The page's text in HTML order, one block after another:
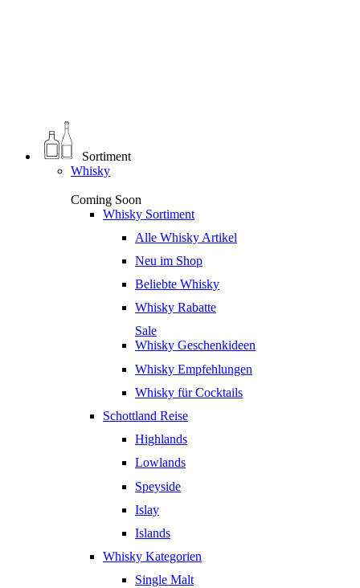
Sortiment
Whisky
Coming Soon
Whisky Sortiment
Alle Whisky Artikel
Neu im Shop
Beliebte Whisky
Whisky Rabatte
Sale
Whisky Geschenkideen
Whisky Empfehlungen
Whisky für Cocktails
Schottland Reise
Highlands
Lowlands
Speyside
Islay
Islands
Whisky Kategorien
Single Malt